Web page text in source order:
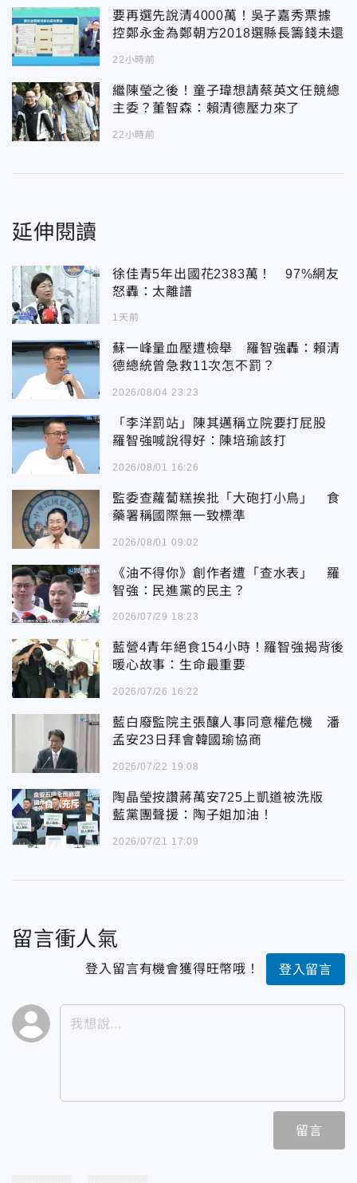
要再選先說清4000萬！吳子嘉秀票據
控鄭永金為鄭朝方2018選縣長籌錢未還
22小時前
繼陳瑩之後！童子瑋想請蔡英文任競總
主委？董智森：賴清德壓力來了
22小時前
延伸閱讀
徐佳青5年出國花2383萬！ 97%網友
怒轟：太離譜
1天前
蘇一峰量血壓遭檢舉 羅智強轟：賴清
德總統曾急救11次怎不罰？
2026/08/04 23:23
「李洋罰站」陳其邁稱立院要打屁股
羅智強喊說得好：陳培瑜該打
2026/08/01 16:26
監委查蘿蔔糕挨批「大砲打小鳥」 食
藥署稱國際無一致標準
2026/08/01 09:02
《油不得你》創作者遭「查水表」 羅
智強：民進黨的民主？
2026/07/29 18:23
藍營4青年絕食154小時！羅智強揭背後
暖心故事：生命最重要
2026/07/26 16:22
藍白廢監院主張釀人事同意權危機 潘
孟安23日拜會韓國瑜協商
2026/07/22 19:08
陶晶瑩按讚蔣萬安725上凱道被洗版
藍黨團聲援：陶子姐加油！
2026/07/21 17:09
留言衝人氣
登入留言有機會獲得旺幣哦！ 登入留言
留言